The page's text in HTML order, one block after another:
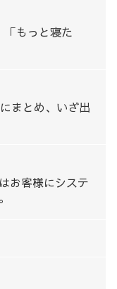
「もっと寝た
まとめ、いざ出
お客様にシステ